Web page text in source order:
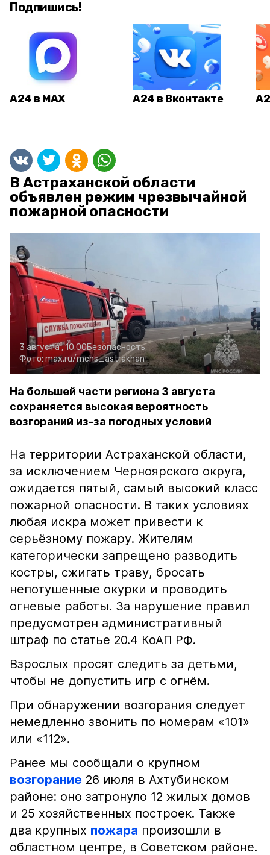
Подпишись!
А24 в MAX А24 в Вконтакте
В Астраханской области
объявлен режим чрезвычайной
пожарной опасности
3 августа , 10:00Безопасность
Фото: max.ru/mchs_astrakhan
На большей части региона 3 августа
сохраняется высокая вероятность
возгораний из-за погодных условий
На территории Астраханской области,
за исключением Черноярского округа,
ожидается пятый, самый высокий класс
пожарной опасности. В таких условиях
любая искра может привести к
серьёзному пожару. Жителям
категорически запрещено разводить
костры, сжигать траву, бросать
непотушенные окурки и проводить
огневые работы. За нарушение правил
предусмотрен административный
штраф по статье 20.4 КоАП РФ.
Взрослых просят следить за детьми,
чтобы не допустить игр с огнём.
При обнаружении возгорания следует
немедленно звонить по номерам «101»
или «112».
Ранее мы сообщали о крупном
возгорание 26 июля в Ахтубинском
районе: оно затронуло 12 жилых домов
и 25 хозяйственных построек. Также
два крупных пожара произошли в
областном центре, в Советском районе.